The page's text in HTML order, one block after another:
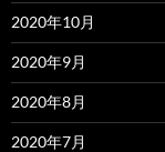
2020年10月
2020年9月
2020年8月
2020年7月